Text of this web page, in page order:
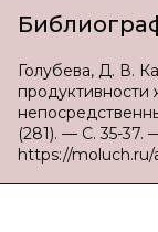
Голубева, Д. В.
продуктивности
(281). — С. 35-37.
https://moluch.ru/